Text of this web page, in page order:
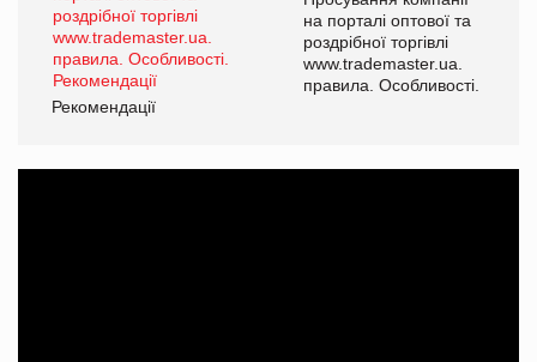
на порталі оптової та
роздрібної торгівлі
www.trademaster.ua.
правила. Особливості.
Рекомендації